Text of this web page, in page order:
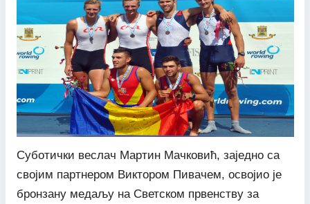
Суботички веслач Мартин Мачковић, заједно са
својим партнером Виктором Пивачем, освојио је
бронзану медаљу на Светском првенству за